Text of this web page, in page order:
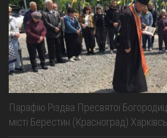
Парафію Різдва Пресвятої
місті Берестин (Красноград)